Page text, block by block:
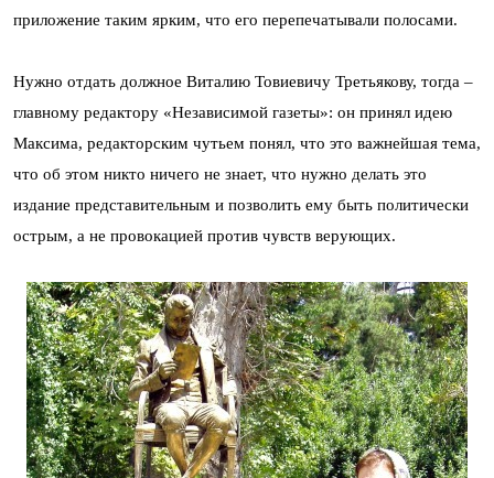
приложение таким ярким, что его перепечатывали полосами.
Нужно отдать должное Виталию Товиевичу Третьякову, тогда –
главному редактору «Независимой газеты»: он принял идею
Максима, редакторским чутьем понял, что это важнейшая тема,
что об этом никто ничего не знает, что нужно делать это
издание представительным и позволить ему быть политически
острым, а не провокацией против чувств верующих.